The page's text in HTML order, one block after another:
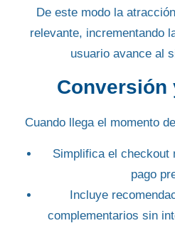
De este modo la
relevante, incrementando
usuario avance al
Conversión
Cuando llega el momento
Simplifica el checkout
pago
Incluye
complementarios sin